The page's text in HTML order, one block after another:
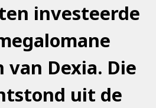
investeerde
van Dexia. Die
uit de